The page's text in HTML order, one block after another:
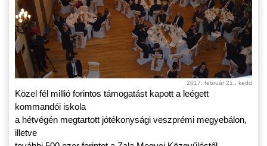
2017. február 21., kedd
Közel fél millió forintos támogatást kapott a leégett
kommandói iskola
a hétvégén megtartott jótékonysági veszprémi megyebálon,
illetve